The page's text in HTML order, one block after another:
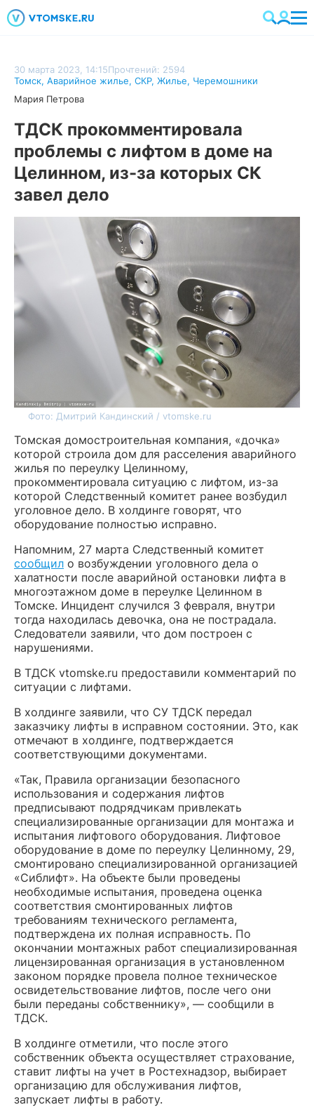
30 марта 2023, 14:15Прочтений: 2594
Томск, Аварийное жилье, СКР, Жилье, Черемошники
Мария Петрова
ТДСК прокомментировала
проблемы с лифтом в доме на
Целинном, из-за которых СК
завел дело
Фото: Дмитрий Кандинский / vtomske.ru
Томская домостроительная компания, «дочка»
которой строила дом для расселения аварийного
жилья по переулку Целинному,
прокомментировала ситуацию с лифтом, из-за
которой Следственный комитет ранее возбудил
уголовное дело. В холдинге говорят, что
оборудование полностью исправно.
Напомним, 27 марта Следственный комитет
сообщил о возбуждении уголовного дела о
халатности после аварийной остановки лифта в
многоэтажном доме в переулке Целинном в
Томске. Инцидент случился 3 февраля, внутри
тогда находилась девочка, она не пострадала.
Следователи заявили, что дом построен с
нарушениями.
В ТДСК vtomske.ru предоставили комментарий по
ситуации с лифтами.
В холдинге заявили, что СУ ТДСК передал
заказчику лифты в исправном состоянии. Это, как
отмечают в холдинге, подтверждается
соответствующими документами.
«Так, Правила организации безопасного
использования и содержания лифтов
предписывают подрядчикам привлекать
специализированные организации для монтажа и
испытания лифтового оборудования. Лифтовое
оборудование в доме по переулку Целинному, 29,
смонтировано специализированной организацией
«Сиблифт». На объекте были проведены
необходимые испытания, проведена оценка
соответствия смонтированных лифтов
требованиям технического регламента,
подтверждена их полная исправность. По
окончании монтажных работ специализированная
лицензированная организация в установленном
законом порядке провела полное техническое
освидетельствование лифтов, после чего они
были переданы собственнику», — сообщили в
ТДСК.
В холдинге отметили, что после этого
собственник объекта осуществляет страхование,
ставит лифты на учет в Ростехнадзор, выбирает
организацию для обслуживания лифтов,
запускает лифты в работу.